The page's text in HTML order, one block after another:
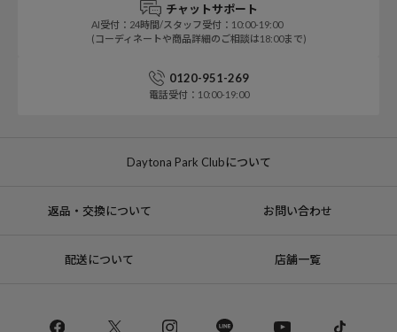
チャットサポート
AI受付：24時間/スタッフ受付：10:00-19:00
(コーディネートや商品詳細のご相談は18:00まで)
0120-951-269
電話受付：10:00-19:00
Daytona Park Clubについて
返品・交換について お問い合わせ
配送について 店舗一覧